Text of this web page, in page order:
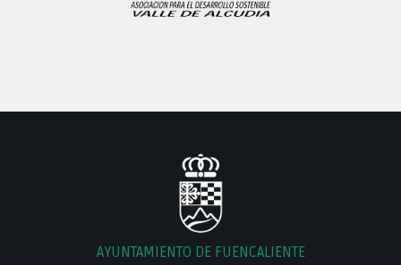
AYUNTAMIENTO DE FUENCALIENTE